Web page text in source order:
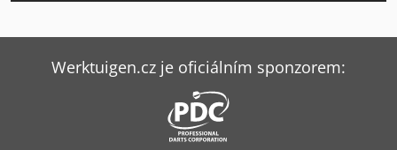
Fabbri F350
Werktuigen.cz je oficiálním sponzorem: